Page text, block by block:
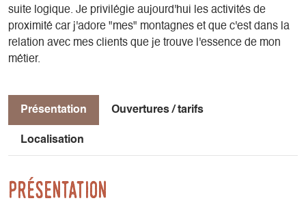
suite logique. Je privilégie aujourd'hui les activités de
proximité car j'adore "mes" montagnes et que c'est dans la
relation avec mes clients que je trouve l'essence de mon
métier.
Présentation Ouvertures / tarifs
Localisation
Présentation